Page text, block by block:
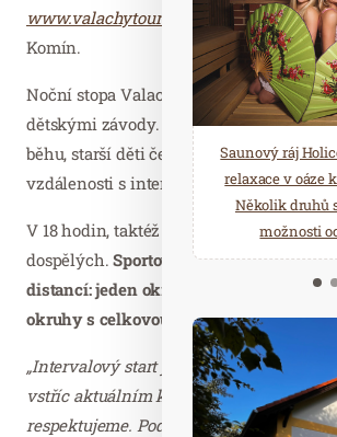
www.valachytour.cz
uvedl ředitel
Komín.
Noční stopa Valachy odstartuje 5. února
dětskými závody. Děti do 6 let budou
běhu, starší děti čeká běžkařský závod
vzdálenosti s intervalovým startem.
V 18 hodin, taktéž intervalově, odstartuje
dospělých. Sportovci si tentokrát
distancí: jeden okruh dlouhý 7,5
okruhy s celkovou délkou 15 kilometrů.
„Intervalový start je pro běžkaře
vstříc aktuálním koronavirovým
respektujeme. Podmínkou účasti také
Saunový ráj
relaxace v oáze
Několik druhů
možnosti
Spa Hotel Děvín:
starostí
načerpat